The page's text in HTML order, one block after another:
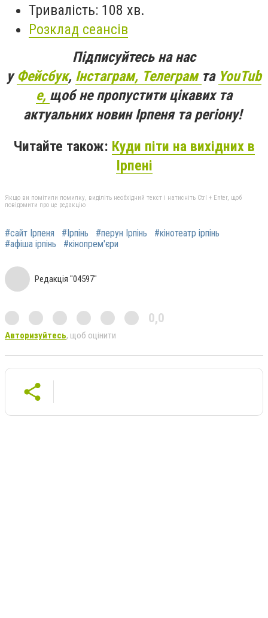
Тривалість: 108 хв.
Розклад сеансів
Підписуйтесь на нас
уФейсбук, Інстаграм, Телеграм та YouTub
e, щоб не пропустити цікавих та
актуальних новин Ірпеня та регіону!
Читайте також: Куди піти на вихідних в
Ірпені
Якщо ви помітили помилку, виділіть необхідний текст і натисніть Ctrl + Enter, щоб
повідомити про це редакцію
#сайт Ірпеня #Ірпінь #перун Ірпінь
#кінотеатр ірпінь
#афіша ірпінь
#кінопрем'єри
Редакція "04597"
0,0
Авторизуйтесь, щоб оцінити